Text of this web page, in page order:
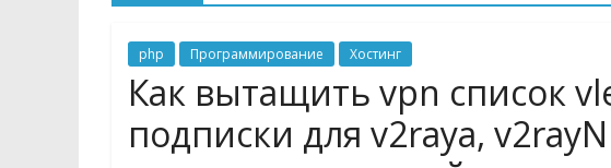
php Программирование Хостинг
Как вытащить vpn список
подписки для v2raya,